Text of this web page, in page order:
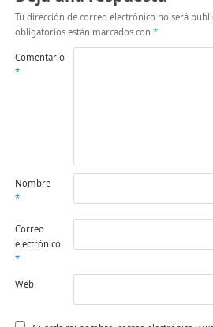
Tu dirección de correo electrónico no será
obligatorios están marcados con *
Comentario
*
Nombre
*
Correo
electrónico
*
Web